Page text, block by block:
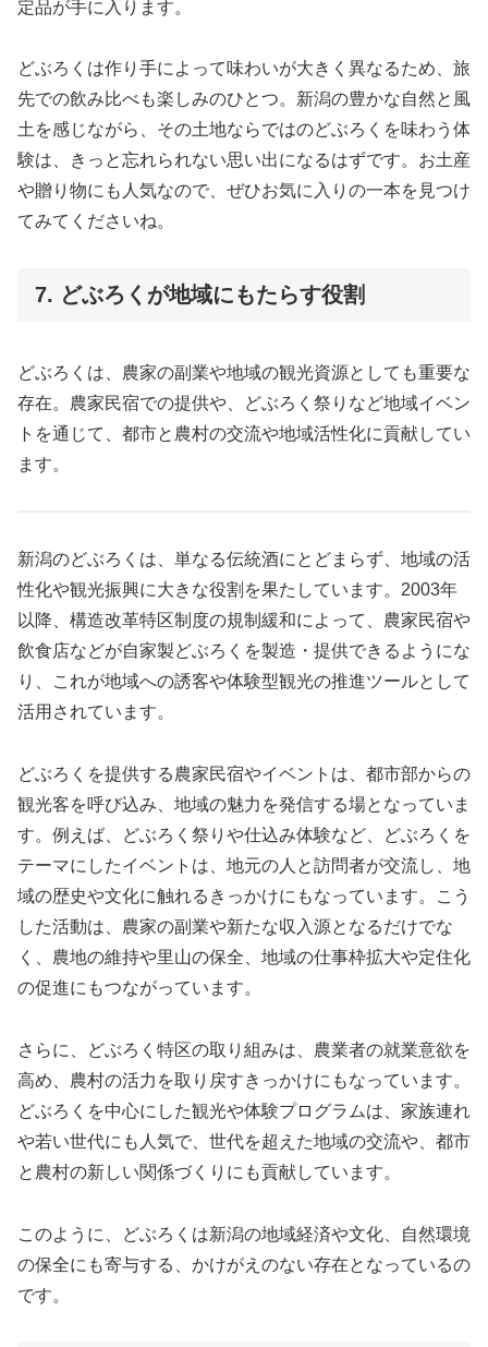
定品が手に入ります。
どぶろくは作り手によって味わいが大きく異なるため、旅
先での飲み比べも楽しみのひとつ。新潟の豊かな自然と風
土を感じながら、その土地ならではのどぶろくを味わう体
験は、きっと忘れられない思い出になるはずです。お土産
や贈り物にも人気なので、ぜひお気に入りの一本を見つけ
てみてくださいね。
7. どぶろくが地域にもたらす役割
どぶろくは、農家の副業や地域の観光資源としても重要な
存在。農家民宿での提供や、どぶろく祭りなど地域イベン
トを通じて、都市と農村の交流や地域活性化に貢献してい
ます。
新潟のどぶろくは、単なる伝統酒にとどまらず、地域の活
性化や観光振興に大きな役割を果たしています。2003年
以降、構造改革特区制度の規制緩和によって、農家民宿や
飲食店などが自家製どぶろくを製造・提供できるようにな
り、これが地域への誘客や体験型観光の推進ツールとして
活用されています。
どぶろくを提供する農家民宿やイベントは、都市部からの
観光客を呼び込み、地域の魅力を発信する場となっていま
す。例えば、どぶろく祭りや仕込み体験など、どぶろくを
テーマにしたイベントは、地元の人と訪問者が交流し、地
域の歴史や文化に触れるきっかけにもなっています。こう
した活動は、農家の副業や新たな収入源となるだけでな
く、農地の維持や里山の保全、地域の仕事枠拡大や定住化
の促進にもつながっています。
さらに、どぶろく特区の取り組みは、農業者の就業意欲を
高め、農村の活力を取り戻すきっかけにもなっています。
どぶろくを中心にした観光や体験プログラムは、家族連れ
や若い世代にも人気で、世代を超えた地域の交流や、都市
と農村の新しい関係づくりにも貢献しています。
このように、どぶろくは新潟の地域経済や文化、自然環境
の保全にも寄与する、かけがえのない存在となっているの
です。